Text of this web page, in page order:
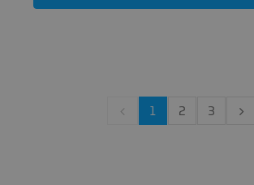
1 2 3